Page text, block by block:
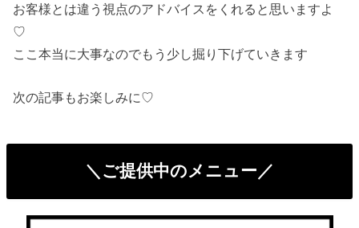
お客様とは違う視点のアドバイスをくれると思いますよ
♡
ここ本当に大事なのでもう少し掘り下げていきます
次の記事もお楽しみに♡
＼ご提供中のメニュー／